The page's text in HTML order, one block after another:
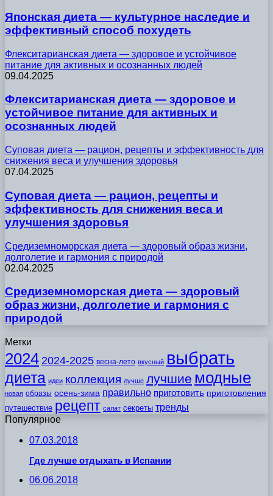
Японская диета — культурное наследие и
эффективный способ похудеть
Флекситарианская диета — здоровое и устойчивое
питание для активных и осознанных людей
09.04.2025
Флекситарианская диета — здоровое и
устойчивое питание для активных и
осознанных людей
Суповая диета — рацион, рецепты и эффективность для
снижения веса и улучшения здоровья
07.04.2025
Суповая диета — рацион, рецепты и
эффективность для снижения веса и
улучшения здоровья
Средиземноморская диета — здоровый образ жизни,
долголетие и гармония с природой
02.04.2025
Средиземноморская диета — здоровый
образ жизни, долголетие и гармония с
природой
Метки
2024 2024-2025 весна-лето вкусный выбрать
диета идеи коллекция лучше лучшие модные
новая образы осень-зима правильно приготовить приготовления
путешествие рецепт салат секреты тренды
Популярное
07.03.2018
Где лучше отдыхать в Испании
06.06.2018